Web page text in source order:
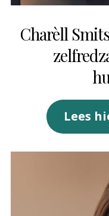
Charèll
Lees